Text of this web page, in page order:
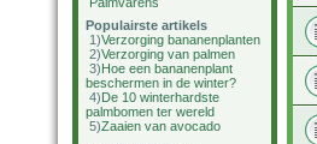
Populairste artikels
1)Verzorging bananenplanten
2)Verzorging van palmen
3)Hoe een bananenplant
beschermen in de winter?
4)De 10 winterhardste
palmbomen ter wereld
5)Zaaien van avocado